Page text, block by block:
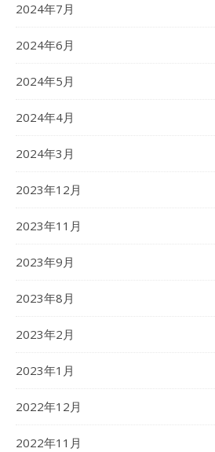
2024年7月
2024年6月
2024年5月
2024年4月
2024年3月
2023年12月
2023年11月
2023年9月
2023年8月
2023年2月
2023年1月
2022年12月
2022年11月